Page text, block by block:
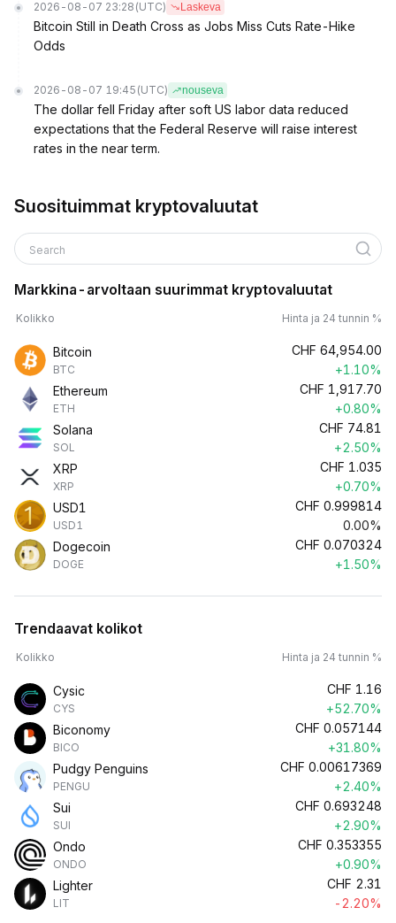
2026-08-07 23:28 (UTC) Laskeva
Bitcoin Still in Death Cross as Jobs Miss Cuts Rate-Hike
Odds
2026-08-07 19:45 (UTC) nouseva
The dollar fell Friday after soft US labor data reduced
expectations that the Federal Reserve will raise interest
rates in the near term.
Suosituimmat kryptovaluutat
Search
Markkina-arvoltaan suurimmat kryptovaluutat
Kolikko Hinta ja 24 tunnin %
Bitcoin
BTC
CHF 64,954.00
+1.10%
Ethereum
ETH
CHF 1,917.70
+0.80%
Solana
SOL
CHF 74.81
+2.50%
XRP
XRP
CHF 1.035
+0.70%
USD1
USD1
CHF 0.999814
0.00%
Dogecoin
DOGE
CHF 0.070324
+1.50%
Trendaavat kolikot
Kolikko Hinta ja 24 tunnin %
Cysic
CYS
CHF 1.16
+52.70%
Biconomy
BICO
CHF 0.057144
+31.80%
Pudgy Penguins
PENGU
CHF 0.00617369
+2.40%
Sui
SUI
CHF 0.693248
+2.90%
Ondo
ONDO
CHF 0.353355
+0.90%
Lighter
LIT
CHF 2.31
-2.20%